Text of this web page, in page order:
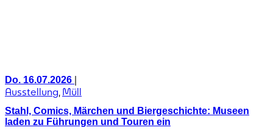
Do. 16.07.2026 |
Ausstellung Müll
Stahl, Comics, Märchen und Biergeschichte: Museen
laden zu Führungen und Touren ein